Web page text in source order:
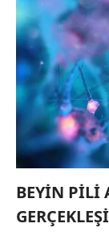
BEYİN PİLİ